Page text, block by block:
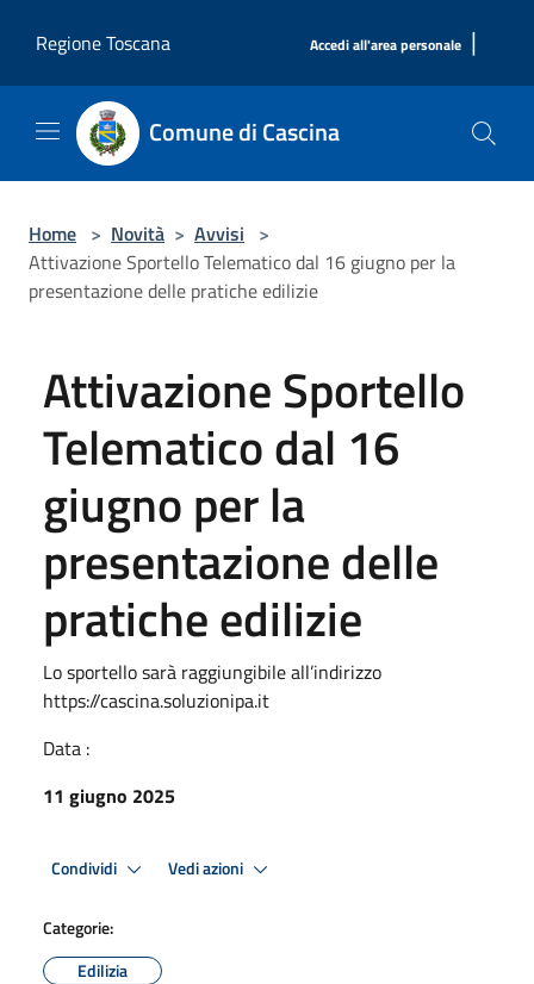
Regione Toscana
Accedi all'area personale |
Comune di Cascina
Home > Novità > Avvisi >
Attivazione Sportello Telematico dal 16 giugno per la
presentazione delle pratiche edilizie
Attivazione Sportello
Telematico dal 16
giugno per la
presentazione delle
pratiche edilizie
Lo sportello sarà raggiungibile all’indirizzo
https://cascina.soluzionipa.it
Data :
11 giugno 2025
Condividi Vedi azioni
Categorie:
Edilizia